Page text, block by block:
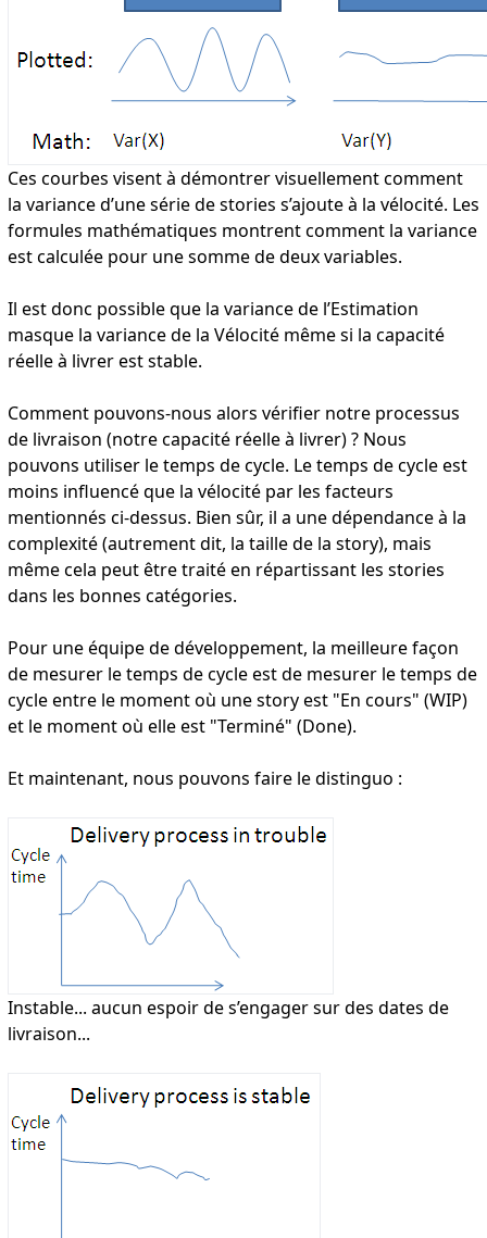
Ces courbes visent à démontrer visuellement comment
la variance d’une série de stories s’ajoute à la vélocité. Les
formules mathématiques montrent comment la variance
est calculée pour une somme de deux variables.
Il est donc possible que la variance de l’Estimation
masque la variance de la Vélocité même si la capacité
réelle à livrer est stable.
Comment pouvons-nous alors vérifier notre processus
de livraison (notre capacité réelle à livrer) ? Nous
pouvons utiliser le temps de cycle. Le temps de cycle est
moins influencé que la vélocité par les facteurs
mentionnés ci-dessus. Bien sûr, il a une dépendance à la
complexité (autrement dit, la taille de la story), mais
même cela peut être traité en répartissant les stories
dans les bonnes catégories.
Pour une équipe de développement, la meilleure façon
de mesurer le temps de cycle est de mesurer le temps de
cycle entre le moment où une story est "En cours" (WIP)
et le moment où elle est "Terminé" (Done).
Et maintenant, nous pouvons faire le distinguo :
Instable... aucun espoir de s’engager sur des dates de
livraison...